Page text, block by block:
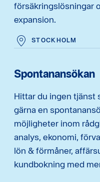
försäkringslösningar
expansion.
STOCKHOLM
Spontanansökan
Hittar du ingen tjänst
gärna en
möjligheter inom
analys, ekonomi,
lön & förmåner,
kundbokning med